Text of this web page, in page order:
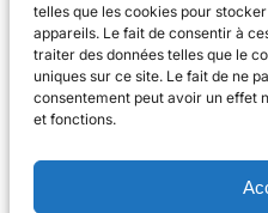
telles que les cookies pour
appareils. Le fait de consentir à
traiter des données telles que le
uniques sur ce site. Le fait de ne
consentement peut avoir un effet
et fonctions.